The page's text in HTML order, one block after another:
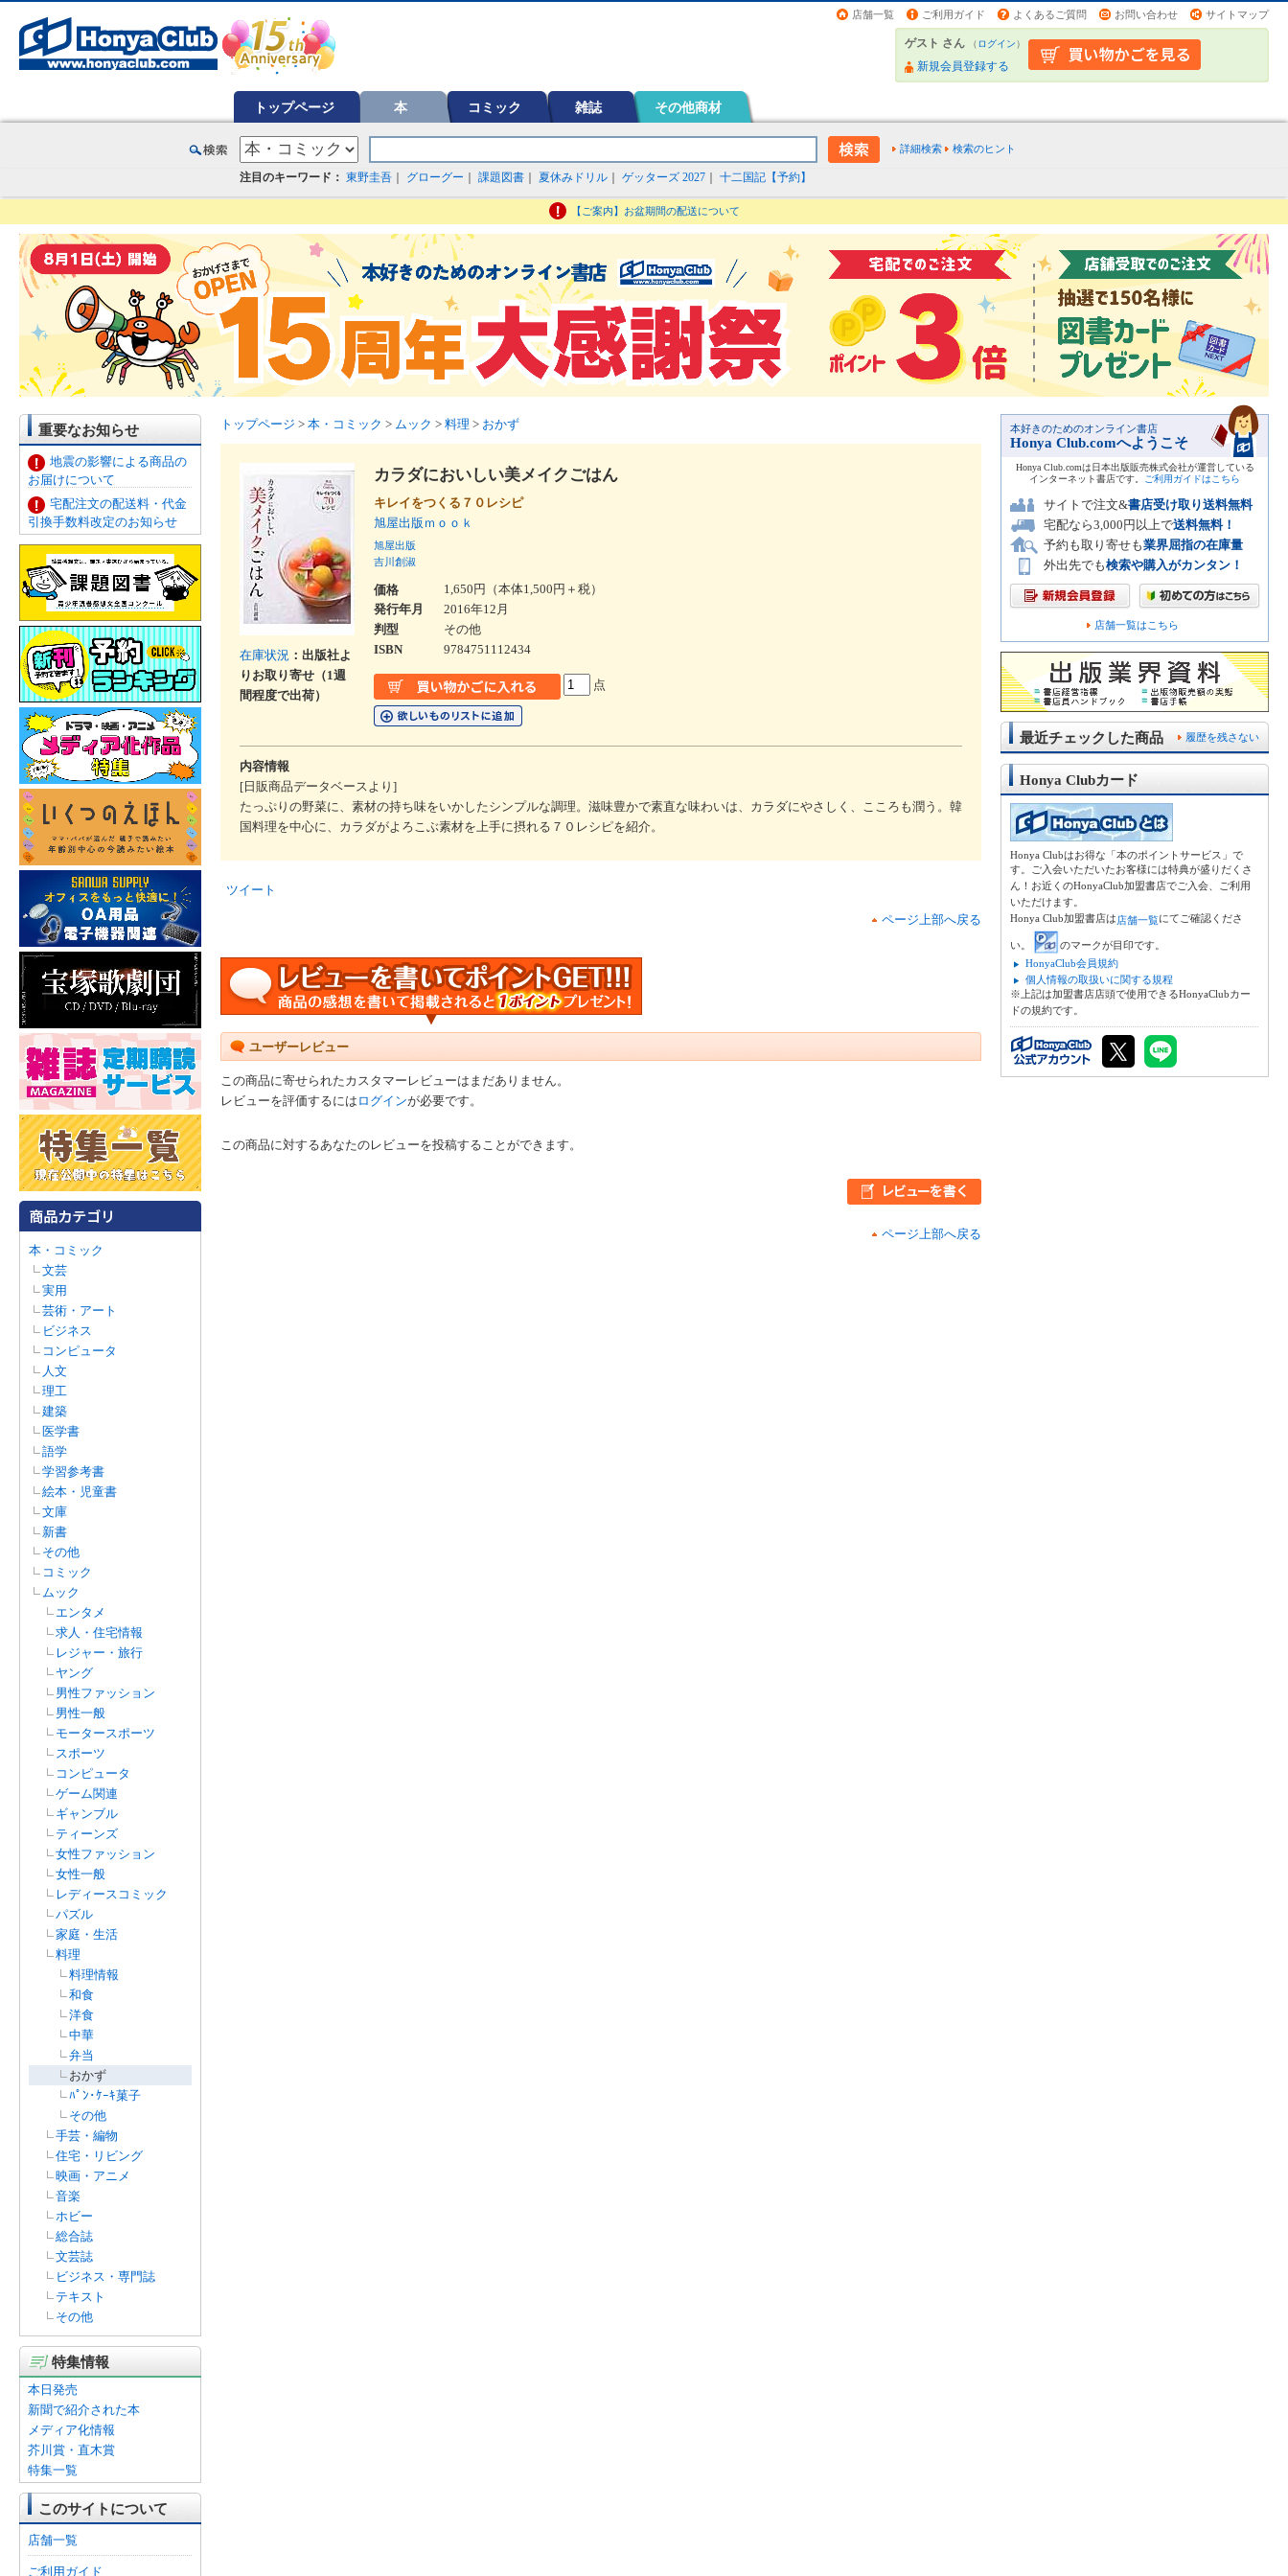
店舗一覧 ご利用ガイド よくあるご質問 お問い合わせ サイトマップ
ゲスト さん （ログイン）
新規会員登録する
トップページ 本 コミック 雑誌 その他商材
詳細検索 検索のヒント
注目のキーワード： 東野圭吾 グローグー 課題図書 夏休みドリル ゲッターズ 2027 十二国記【予約】
【ご案内】お盆期間の配送について
重要なお知らせ
地震の影響による商品の
お届けについて
宅配注文の配送料・代金
引換手数料改定のお知らせ
本・コミック
文芸
実用
芸術・アート
ビジネス
コンピュータ
人文
理工
建築
医学書
語学
学習参考書
絵本・児童書
文庫
新書
その他
コミック
ムック
エンタメ
求人・住宅情報
レジャー・旅行
ヤング
男性ファッション
男性一般
モータースポーツ
スポーツ
コンピュータ
ゲーム関連
ギャンブル
ティーンズ
女性ファッション
女性一般
レディースコミック
パズル
家庭・生活
料理
料理情報
和食
洋食
中華
弁当
おかず
ﾊﾟﾝ･ｹｰｷ菓子
その他
手芸・編物
住宅・リビング
映画・アニメ
音楽
ホビー
総合誌
文芸誌
ビジネス・専門誌
テキスト
その他
特集情報
本日発売
新聞で紹介された本
メディア化情報
芥川賞・直木賞
特集一覧
このサイトについて
店舗一覧
ご利用ガイド
トップページ > 本・コミック > ムック > 料理 > おかず
在庫状況 ：出版社よ
りお取り寄せ（1週
間程度で出荷）
カラダにおいしい美メイクごはん
キレイをつくる７０レシピ
旭屋出版ｍｏｏｋ
旭屋出版
吉川創淑
価格
1,650円（本体1,500円＋税）
発行年月
2016年12月
判型
その他
ISBN
9784751112434
点
内容情報
[日販商品データベースより]
たっぷりの野菜に、素材の持ち味をいかしたシンプルな調理。滋味豊かで素直な味わいは、カラダにやさしく、こころも潤う。韓
国料理を中心に、カラダがよろこぶ素材を上手に摂れる７０レシピを紹介。
ツイート
ページ上部へ戻る
ユーザーレビュー
この商品に寄せられたカスタマーレビューはまだありません。
レビューを評価するには ログインが必要です。
この商品に対するあなたのレビューを投稿することができます。
ページ上部へ戻る
本好きのためのオンライン書店
Honya Club.comへようこそ
Honya Club.comは日本出版販売株式会社が運営している
インターネット書店です。
ご利用ガイドはこちら
サイトで注文&書店受け取り送料無料
宅配なら3,000円以上で送料無料！
予約も取り寄せも業界屈指の在庫量
外出先でも検索や購入がカンタン！
店舗一覧はこちら
履歴を残さない
最近チェックした商品
Honya Clubカード
Honya Clubはお得な「本のポイントサービス」で
す。ご入会いただいたお客様には特典が盛りだくさ
ん！お近くのHonyaClub加盟書店でご入会、ご利用
いただけます。
Honya Club加盟書店は店舗一覧にてご確認くださ
い。
のマークが目印です。
HonyaClub会員規約
個人情報の取扱いに関する規程
※上記は加盟書店店頭で使用できるHonyaClubカー
ドの規約です。